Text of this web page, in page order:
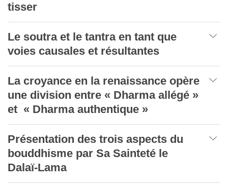
tisser
Le soutra et le tantra en tant que
voies causales et résultantes
La croyance en la renaissance opère
une division entre « Dharma allégé »
et « Dharma authentique »
Présentation des trois aspects du
bouddhisme par Sa Sainteté le
Dalaï-Lama